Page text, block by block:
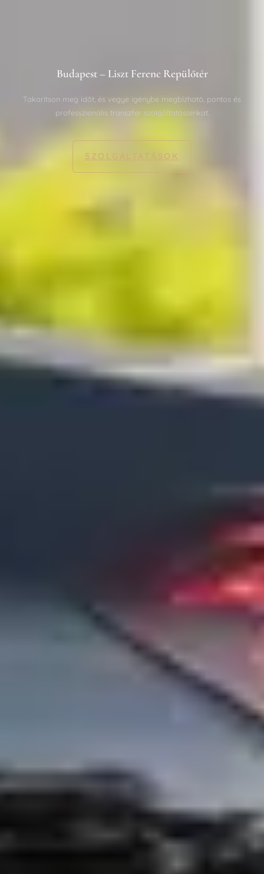
Budapest – Liszt Ferenc Repülőtér
Takarítson meg időt, és vegye igénybe megbízható, pontos és
professzionális transzfer szolgáltatásainkat.
SZOLGÁLTATÁSOK